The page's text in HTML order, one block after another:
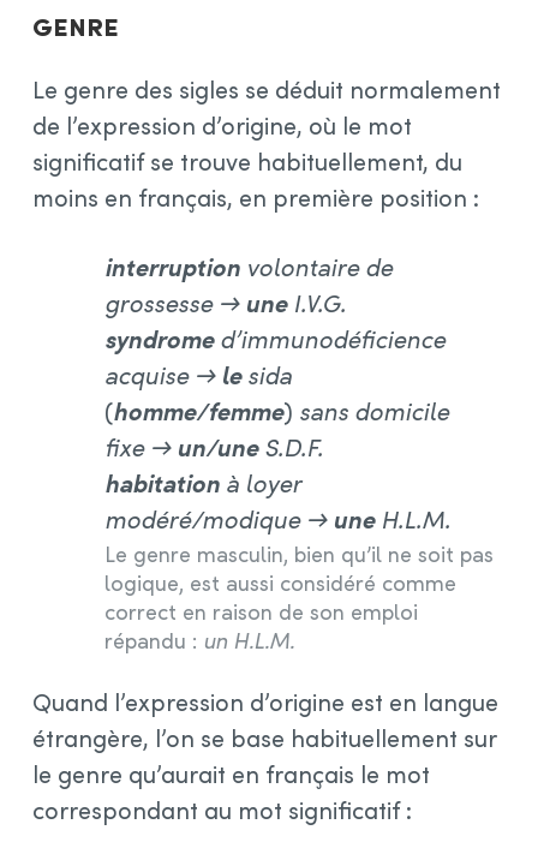
Genre
Le genre des sigles se déduit normalement
de l’expression d’origine, où le mot
significatif se trouve habituellement, du
moins en français, en première position :
interruption volontaire de
grossesse → uneI.V.G.
syndromed’immunodéficience
acquise → lesida
(homme/femme) sans domicile
fixe → un/uneS.D.F.
habitation à loyer
modéré/modique → uneH.L.M.
Le genre masculin, bien qu’il ne soit pas
logique, est aussi considéré comme
correct en raison de son emploi
répandu : un H.L.M.
Quand l’expression d’origine est en langue
étrangère, l’on se base habituellement sur
le genre qu’aurait en français le mot
correspondant au mot significatif :